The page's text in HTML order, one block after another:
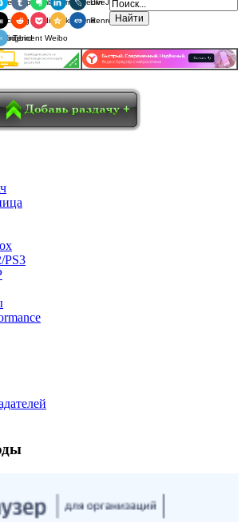
ВКонтакте
Одноклассники
Telegram
X ViberWhatsApp
Мир
Pinterest
SkypeTumblrEvernoteLinkedInLiveJournal
Delicious
Digg redditPocketQzoneRenren
Weibo
SurfingbirdTencent Weibo
PS3